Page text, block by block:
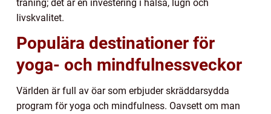
träning; det är en investering i hälsa, lugn och
livskvalitet.
Populära destinationer för
yoga- och mindfulnessveckor
Världen är full av öar som erbjuder skräddarsydda
program för yoga och mindfulness. Oavsett om man